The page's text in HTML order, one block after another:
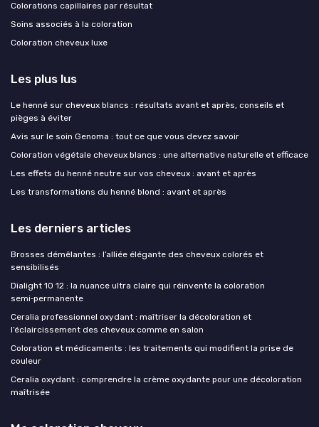
Colorations capillaires par résultat
Soins associés à la coloration
Coloration cheveux luxe
Les plus lus
Le henné sur cheveux blancs : résultats avant et après, conseils et
pièges à éviter
Avis sur le soin Genoma : tout ce que vous devez savoir
Coloration végétale cheveux blancs : une alternative naturelle et efficace
Les effets du henné neutre sur vos cheveux : avant et après
Les transformations du henné blond : avant et après
Les derniers articles
Brosses démêlantes : l’alliée élégante des cheveux colorés et
sensibilisés
Dialight 10 12 : la nuance ultra claire qui réinvente la coloration
semi‑permanente
Ceralia professionnel oxydant : maîtriser la décoloration et
l’éclaircissement des cheveux comme en salon
Coloration et médicaments : les traitements qui modifient la prise de
couleur
Ceralia oxydant : comprendre la crème oxydante pour une décoloration
maîtrisée